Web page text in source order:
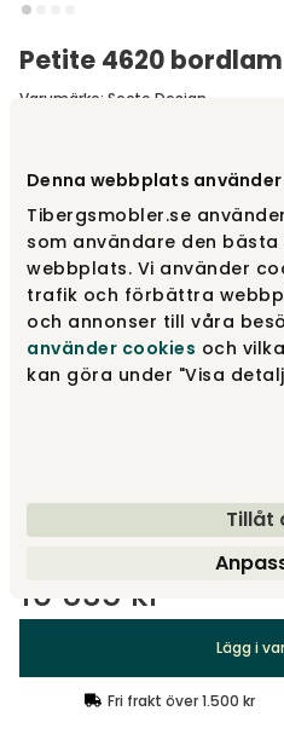
Denna webbplats
Tibergsmobler.se
som användare den
webbplats. Vi använder
trafik och förbättra
och annonser till våra
använder cookies och
kan göra under "Visa
Tillåt
Petite 4620
Varumärke: Secto Design
Naturbjörk
Naturbjörk
Vit
Visa
10 835 kr
Lägg i
Fri frakt över 1.500 kr